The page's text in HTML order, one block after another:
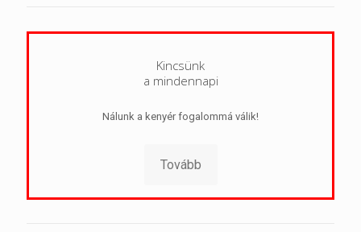
Kincsünk
a mindennapi
Nálunk a kenyér fogalommá válik!
Tovább